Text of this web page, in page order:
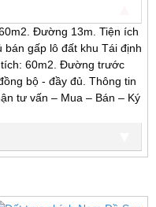
Đường 13m. Tiện ích
gấp lô đất khu Tái định
60m2. Đường trước
bộ - đầy đủ. Thông tin
tư vấn – Mua – Bán – Ký